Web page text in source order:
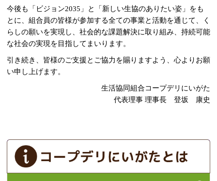
今後も「ビジョン2035」と「新しい生協のありたい姿」をも
とに、組合員の皆様が参加する全ての事業と活動を通じて、く
らしの願いを実現し、社会的な課題解決に取り組み、持続可能
な社会の実現を目指してまいります。
引き続き、皆様のご支援とご協力を賜りますよう、心よりお願
い申し上げます。
生活協同組合コープデリにいがた
代表理事 理事長 登坂 康史